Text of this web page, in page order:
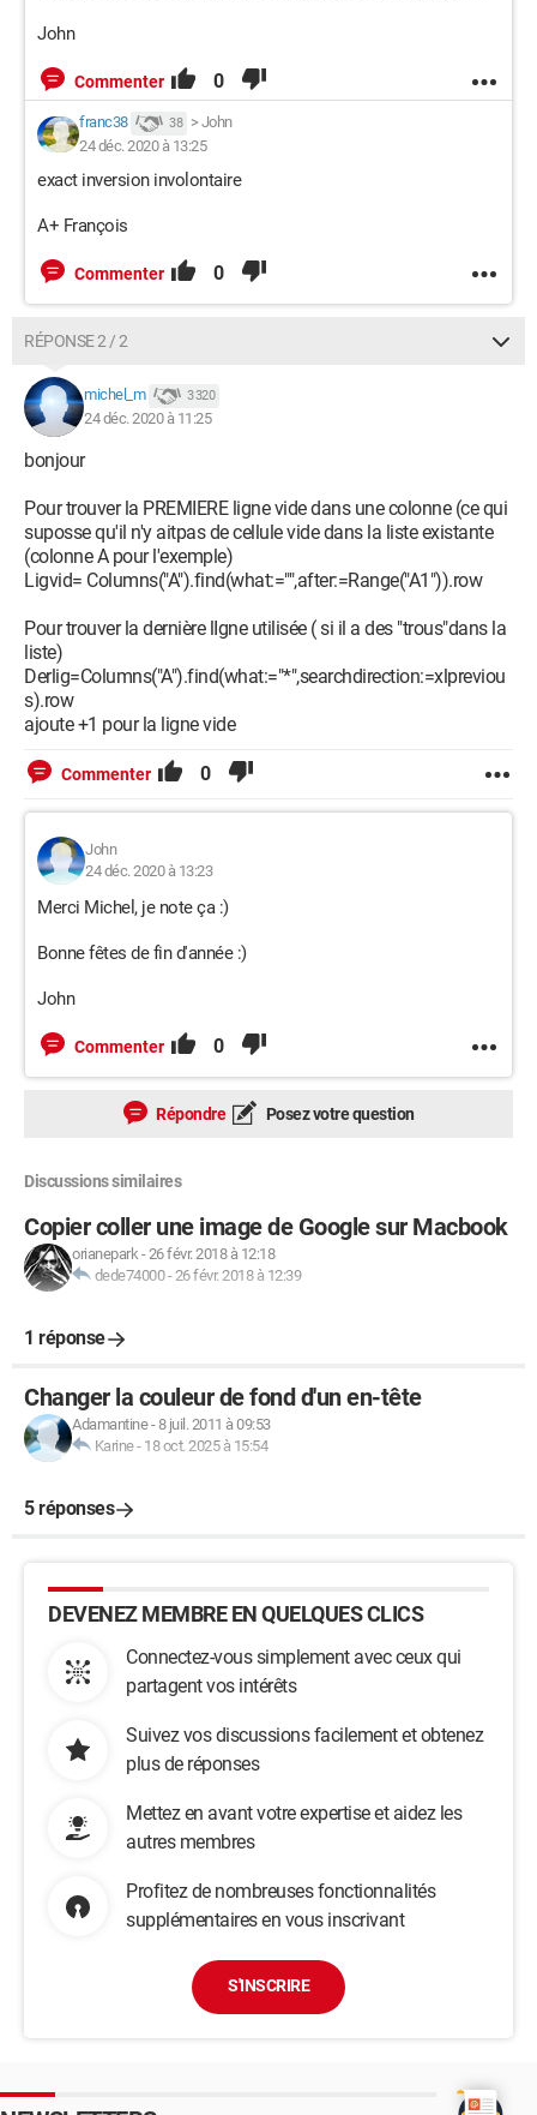
.ThemeColor = xlThemeColorLight1
.TintAndShade = 0
End With
.Pattern = xlNone
.TintAndShade = 0
.PatternTintAndShade = 0
End With
End Sub
Pourriez-vous m'aider s'il vous plait ?
Peut-être qu'il y a plus simple ?
Dans un deuxième temps, je me pencherais sur une macro
pour supprimer la ligne entière quand la cellule W contient le
mot "PR XX"
Je vous remercie !
En attendant, passez un bon réveillon :)
John
John
Commenter 0
franc38 38 > John
24 déc. 2020 à 13:25
exact inversion involontaire
A+ François
Commenter 0
RÉPONSE 2 / 2
michel_m 3 320
24 déc. 2020 à 11:25
bonjour
Pour trouver la PREMIERE ligne vide dans une colonne (ce qui
suposse qu'il n'y aitpas de cellule vide dans la liste existante
(colonne A pour l'exemple)
Ligvid= Columns("A").find(what:="",after:=Range("A1")).row
Pour trouver la dernière lIgne utilisée ( si il a des "trous"dans la
liste)
Derlig=Columns("A").find(what:="*",searchdirection:=xlpreviou
s).row
ajoute +1 pour la ligne vide
Commenter 0
John
24 déc. 2020 à 13:23
Merci Michel, je note ça :)
Bonne fêtes de fin d'année :)
John
Commenter 0
Répondre Posez votre question
Discussions similaires
Copier coller une image de Google sur Macbook
orianepark-26 févr. 2018 à 12:18
dede74000-26 févr. 2018 à 12:39
1 réponse
Changer la couleur de fond d'un en-tête
Adamantine-8 juil. 2011 à 09:53
Karine- 18 oct. 2025 à 15:54
5 réponses
DEVENEZ MEMBRE EN QUELQUES CLICS
Connectez-vous simplement avec ceux qui
partagent vos intérêts
Suivez vos discussions facilement et obtenez
plus de réponses
Mettez en avant votre expertise et aidez les
autres membres
Profitez de nombreuses fonctionnalités
supplémentaires en vous inscrivant
S'INSCRIRE